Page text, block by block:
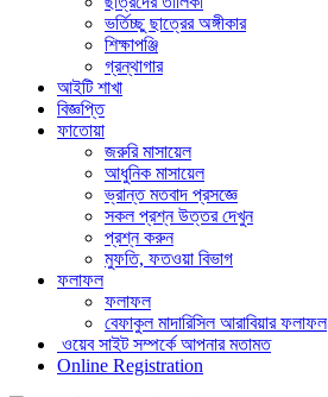
ভর্তিচ্ছু ছাত্রের অঙ্গীকার
শিক্ষাপঞ্জি
গ্রন্থাগার
আইটি শাখা
বিজ্ঞপ্তি
ফাতোয়া
জরুরি মাসায়েল
আধুনিক মাসায়েল
ভ্রান্ত মতবাদ প্রসজ্ঞে
সকল প্রশ্ন উত্তর দেখুন
প্রশ্ন করুন
মুফতি, ফতওয়া বিভাগ
ফলাফল
ফলাফল
বেফাকুল মাদারিসিল আরাবিয়ার ফলাফল
ওয়েব সাইট সম্পর্কে আপনার মতামত
Online Registration